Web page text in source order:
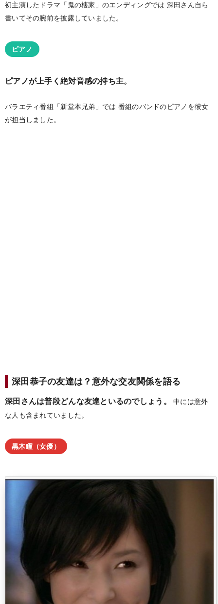
初主演したドラマ「鬼の棲家」のエンディングでは 深田さん自ら
書いてその腕前を披露していました。
ピアノ
ピアノが上手く絶対音感の持ち主。
バラエティ番組「新堂本兄弟」では 番組のバンドのピアノを彼女
が担当しました。
深田恭子の友達は？意外な交友関係を語る
深田さんは普段どんな友達といるのでしょう。
中には意外
な人も含まれていました。
黒木瞳（女優）